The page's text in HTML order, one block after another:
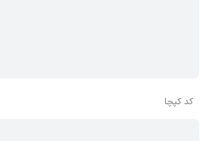
کد کپچا